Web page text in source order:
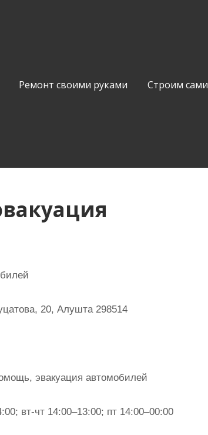
Ремонт своими руками Строим сами
20, Алушта 298514
эвакуация автомобилей
вт-чт 14:00–13:00; пт 14:00–00:00